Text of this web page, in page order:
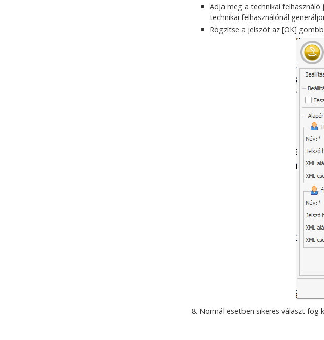
Adja meg a technikai
technikai felhasználónál
Rögzítse a jelszót az [OK]
Normál esetben sikeres választ fog